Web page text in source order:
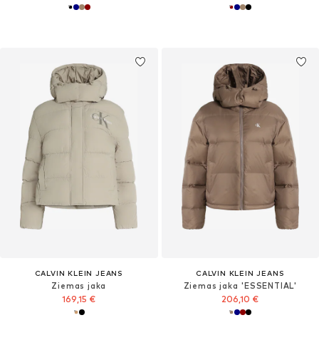
CALVIN KLEIN JEANS
Ziemas jaka
169,15 €
CALVIN KLEIN JEANS
Ziemas jaka 'ESSENTIAL'
206,10 €